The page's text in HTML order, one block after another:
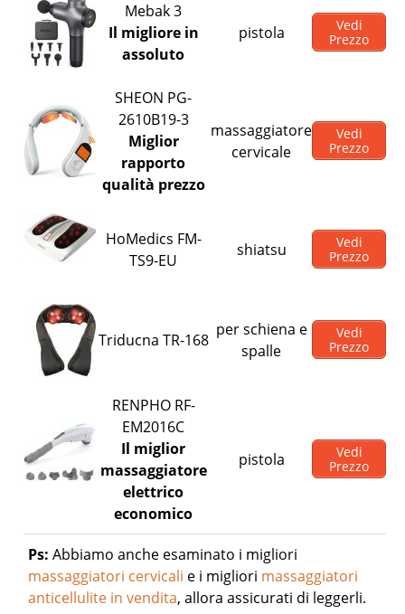
Mebak 3
Il migliore in
assoluto
pistola
Vedi
Prezzo
SHEON PG-
2610B19-3
Miglior
rapporto
qualità prezzo
massaggiatore
cervicale
Vedi
Prezzo
HoMedics FM-
TS9-EU
shiatsu
Vedi
Prezzo
Triducna TR-168
per schiena e
spalle
Vedi
Prezzo
RENPHO ‎RF-
EM2016C
Il miglior
massaggiatore
elettrico
economico
pistola
Vedi
Prezzo
Ps: Abbiamo anche esaminato i migliori
massaggiatori cervicali e i migliori massaggiatori
anticellulite in vendita, allora assicurati di leggerli.